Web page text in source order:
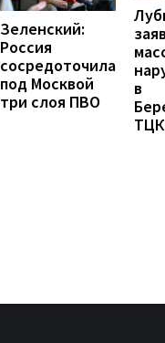
Зеленский:
Россия
сосредоточила
под Москвой
три слоя ПВО
в
ТЦК